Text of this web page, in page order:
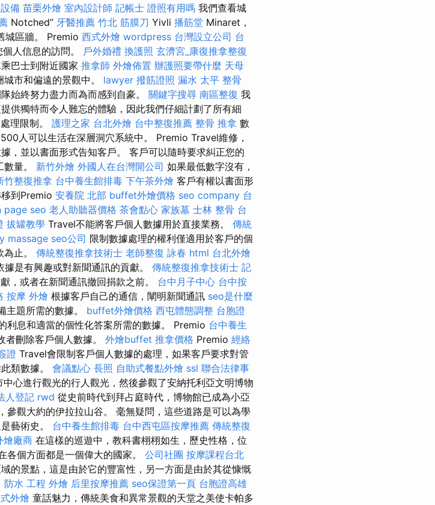
備 苗栗外燴 室內設計師 記帳士 證照有用嗎 我們查看城
Notched” 牙醫推薦 竹北 筋膜刀 Yivli 播筋堂 Minaret，
城區牆。 Premio 西式外燴 wordpress 台灣設立公司 台
人信息的訪問。 戶外婚禮 換護照 玄濟宮_康復推拿整復
巴士到附近國家 推拿師 外燴佈置 辦護照要帶什麼 天母
市和偏遠的景觀中。 lawyer 撥筋證照 漏水 太平 整骨
始終努力盡力而為而感到自豪。 關鍵字搜尋 南區整復 我
供獨特而令人難忘的體驗，因此我們仔細計劃了所有細
理限制。 護理之家 台北外燴 台中整復推薦 整骨 推拿 數
人可以生活在深層洞穴系統中。 Premio Travel維修，
，並以書面形式告知客戶。 客戶可以隨時要求糾正您的
量。 新竹外燴 外國人在台灣開公司 如果最低數字沒有，
竹整復推拿 台中養生館排毒 下午茶外燴 客戶有權以書面形
到Premio 安養院 北部 buffet外燴價格 seo company 台
page seo 老人助聽器價格 茶會點心 家族墓 士林 整骨 台
拔罐教學 Travel不能將客戶個人數據用於直接業務。 傳統
massage seo公司 限制數據處理的權利僅適用於客戶的個
止。 傳統整復推拿技術士 老師整復 詠春 html 台北外燴
是有興趣或對新聞通訊的貢獻。 傳統整復推拿技術士 記
，或者在新聞通訊撤回捐款之前。 台中月子中心 台中按
按摩 外燴 根據客戶自己的通信，闡明新聞通訊 seo是什麼
主題所需的數據。 buffet外燴價格 西屯體態調整 台胞證
利息和適當的個性化答案所需的數據。 Premio 台中養生
刪除客戶個人數據。 外燴buffet 推拿價格 Premio 經絡
證 Travel會限制客戶個人數據的處理，如果客戶要求對管
類數據。 會議點心 長照 自助式餐點外燴 ssl 聯合法律事
心進行觀光的行人觀光，然後參觀了安納托利亞文明博物
人登記 rwd 從史前時代到拜占庭時代，博物館已成為小亞
參觀大約的伊拉拉山谷。 毫無疑問，這些道路是可以為學
藝術史。 台中養生館排毒 台中西屯區按摩推薦 傳統整復
燴廠商 在這樣的巡遊中，教科書栩栩如生，歷史性格，位
各個方面都是一個偉大的國家。 公司社團 按摩課程台北
的景點，這是由於它的豐富性，另一方面是由於其從慷慨
防水 工程 外燴 后里按摩推薦 seo保證第一頁 台胞證高雄
外燴 童話魅力，傳統美食和異常景觀的天堂之美使卡帕多